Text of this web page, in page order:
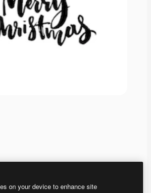
on your device to enhance site